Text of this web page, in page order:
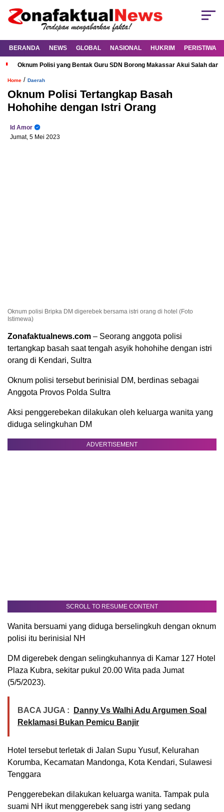
BERANDA NEWS GLOBAL NASIONAL HUKRIM PERISTIWA
Oknum Polisi yang Bentak Guru SDN Borong Makassar Akui Salah dan
Home / Daerah
Oknum Polisi Tertangkap Basah
Hohohihe dengan Istri Orang
Id Amor
Jumat, 5 Mei 2023
Oknum polisi Bripka DM digerebek bersama istri orang di hotel (Foto
Istimewa)
Zonafaktualnews.com – Seorang anggota polisi
tertangkap basah saat tengah asyik hohohihe dengan istri
orang di Kendari, Sultra
Oknum polisi tersebut berinisial DM, berdinas sebagai
Anggota Provos Polda Sultra
Aksi penggerebekan dilakukan oleh keluarga wanita yang
diduga selingkuhan DM
ADVERTISEMENT
SCROLL TO RESUME CONTENT
Wanita bersuami yang diduga berselingkuh dengan oknum
polisi itu berinisial NH
DM digerebek dengan selingkuhannya di Kamar 127 Hotel
Plaza Kubra, sekitar pukul 20.00 Wita pada Jumat
(5/5/2023).
BACA JUGA :
Danny Vs Walhi Adu Argumen Soal
Reklamasi Bukan Pemicu Banjir
Hotel tersebut terletak di Jalan Supu Yusuf, Kelurahan
Korumba, Kecamatan Mandonga, Kota Kendari, Sulawesi
Tenggara
Penggerebekan dilakukan keluarga wanita. Tampak pula
suami NH ikut menggerebek sang istri yang sedang